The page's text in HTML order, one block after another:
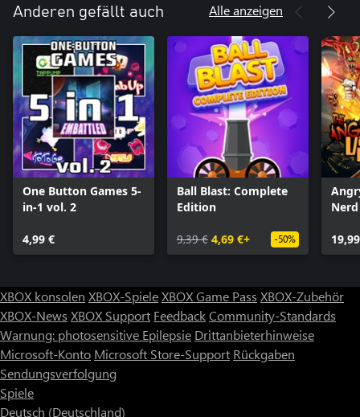
Anderen gefällt auch Alle anzeigen
One Button Games 5-
in-1 vol. 2
4,99 €
Ball Blast: Complete
Edition
9,39 € 4,69 €+ -50%
XBOX konsolen XBOX-SpieleXBOX Game Pass XBOX-Zubehör
XBOX-News XBOX Support FeedbackCommunity-Standards
Warnung: photosensitive Epilepsie Drittanbieterhinweise
Microsoft-Konto Microsoft Store-Support Rückgaben
Sendungsverfolgung
Spiele
Deutsch (Deutschland)